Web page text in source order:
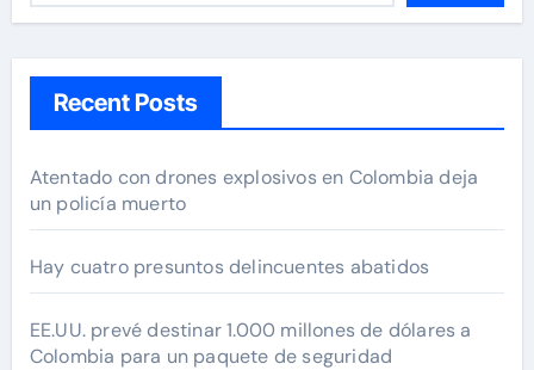
Recent Posts
Atentado con drones explosivos en Colombia deja
un policía muerto
Hay cuatro presuntos delincuentes abatidos
EE.UU. prevé destinar 1.000 millones de dólares a
Colombia para un paquete de seguridad